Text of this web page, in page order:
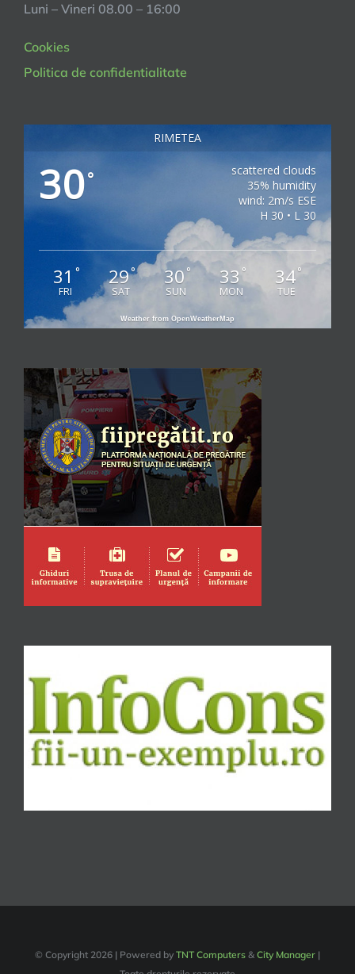
Luni – Vineri 08.00 – 16:00
Cookies
Politica de confidentialitate
RIMETEA
30°
scattered clouds
35% humidity
wind: 2m/s ESE
H 30 • L 30
31 °
FRI
29°
SAT
30°
SUN
33 °
MON
34°
TUE
Weather from OpenWeatherMap
© Copyright 2026 | Powered by TNT Computers & City Manager |